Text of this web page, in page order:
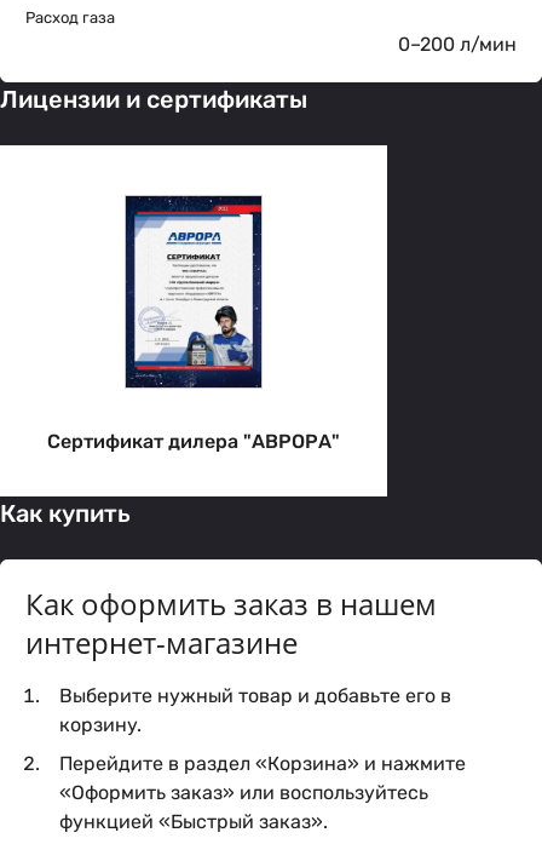
Расход газа
0–200 л/мин
Лицензии и сертификаты
Сертификат дилера "АВРОРА"
Как купить
Как оформить заказ в нашем
интернет-магазине
Выберите нужный товар и добавьте его в
корзину.
Перейдите в раздел «Корзина» и нажмите
«Оформить заказ» или воспользуйтесь
функцией «Быстрый заказ».